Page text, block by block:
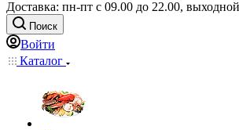
Доставка: пн-пт с 09.00 до 22.00,
Поиск
Войти
Каталог